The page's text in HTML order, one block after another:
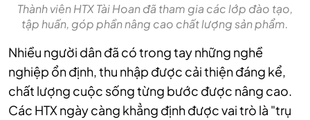
Thành viên HTX Tài Hoan đã tham gia các lớp đào tạo,
tập huấn, góp phần nâng cao chất lượng sản phẩm.
Nhiều người dân đã có trong tay những nghề
nghiệp ổn định, thu nhập được cải thiện đáng kể,
chất lượng cuộc sống từng bước được nâng cao.
Các HTX ngày càng khẳng định được vai trò là "trụ